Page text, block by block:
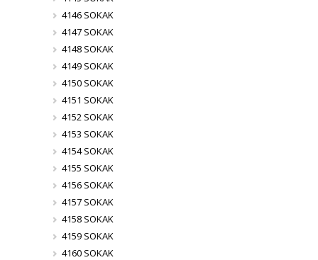
4146 SOKAK
4147 SOKAK
4148 SOKAK
4149 SOKAK
4150 SOKAK
4151 SOKAK
4152 SOKAK
4153 SOKAK
4154 SOKAK
4155 SOKAK
4156 SOKAK
4157 SOKAK
4158 SOKAK
4159 SOKAK
4160 SOKAK